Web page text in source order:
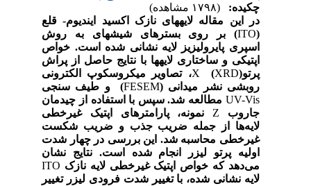
چکیده:
در
این مقاله لایه­های نازک اکسید ایندیوم- قلع
ITO) بر روی بسترهای شیشه­ای به روش
اسپری پایرولیزیز لایه نشانی شده است. خواص
اپتیکی و ساختاری لایه­ها با نتایج حاصل از پراش
پرتو
X(XRD
)، تصاویر میکروسکوپ الکترونی
روبشی نشر میدانی ( FESEM) و طیف سنجی
UV-Visمطالعه شد. سپس با استفاده از چیدمان
جاروب
نمونه، پارامتر­های اپتیک غیرخطی
لایه‌ها از جمله ضریب جذب و ضریب شکست
غیرخطی محاسبه شد. این بررسی در چهار شدت
اولیه پرتو لیزرانجام شده است. نتایج نشان
می‌دهد که خواص اپتیک غیرخطی لایه نازکITO
لایه نشانی شده، با تغییر شدت فرودی لیزر تغییر